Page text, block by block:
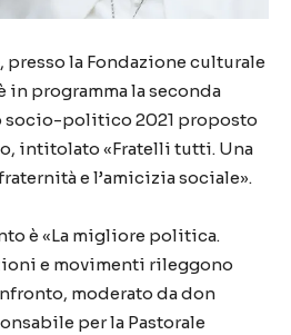
, presso la Fondazione culturale
in programma la seconda
socio-politico 2021 proposto
intitolato «Fratelli tutti. Una
e l’amicizia sociale».
è «La migliore politica.
e movimenti rileggono
moderato da don
per la Pastorale